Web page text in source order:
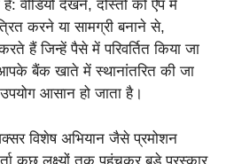
वीडियो देखने, दोस्तों को ऐप में
करने या सामग्री बनाने से,
हैं जिन्हें पैसे में परिवर्तित किया जा
बैंक खाते में स्थानांतरित की जा
आसान हो जाता है।
विशेष अभियान जैसे प्रमोशन
कुछ लक्ष्यों तक पहुंचकर बड़े पुरस्कार